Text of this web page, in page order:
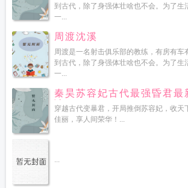
到古代，除了身强体壮啥也不会。为了生
一...
周渡沈溪
周渡是一名射击俱乐部的教练，有房有车
到古代，除了身强体壮啥也不会。为了生
一...
秦昊苏容妃古代最强昏君最
读
穿越古代变暴君，开局推倒苏容妃，收天
佳丽，享人间荣华！...
...